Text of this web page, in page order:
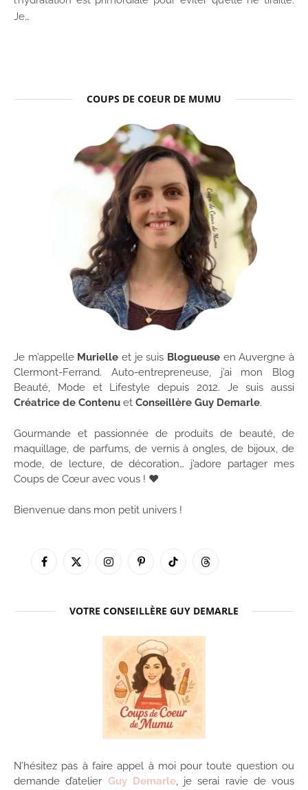
Je…
COUPS DE COEUR DE MUMU
Je m’appelle Murielle et je suis Blogueuse en Auvergne à
Clermont-Ferrand. Auto-entrepreneuse, j’ai mon Blog
Beauté, Mode et Lifestyle depuis 2012. Je suis aussi
Créatrice de Contenu et Conseillère Guy Demarle.
Gourmande et passionnée de produits de beauté, de
maquillage, de parfums, de vernis à ongles, de bijoux, de
mode, de lecture, de décoration… j’adore partager mes
Coups de Cœur avec vous ! ♥
Bienvenue dans mon petit univers !
Facebook
X
InstagramPinterestTikTok Threads
VOTRE CONSEILLÈRE GUY DEMARLE
N’hésitez pas à faire appel à moi pour toute question ou
demande d’atelier Guy Demarle, je serai ravie de vous